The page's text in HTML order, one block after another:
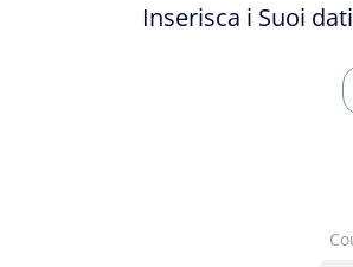
Inserisca i Suoi